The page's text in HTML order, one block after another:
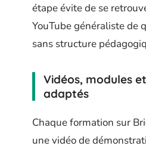
étape évite de se
YouTube généraliste de
sans structure
Vidéos, modules
adaptés
Chaque formation sur
une vidéo de